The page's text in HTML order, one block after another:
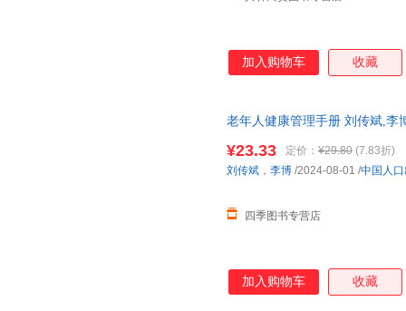
加入购物车 收藏
老年人健康管理手册 刘传斌,李
¥23.33 定价： ¥29.80 (7.83折)
四季图书专营店
刘传斌 ， 李博 /2024-08-01 /中国人
加入购物车 收藏